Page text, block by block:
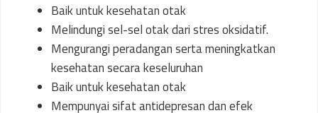
Baik untuk kesehatan otak
Melindungi sel-sel otak dari stres oksidatif.
Mengurangi peradangan serta meningkatkan
kesehatan secara keseluruhan
Baik untuk kesehatan otak
Mempunyai sifat antidepresan dan efek